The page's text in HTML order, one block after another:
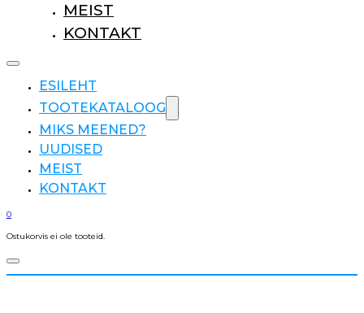
MEIST
KONTAKT
ESILEHT
TOOTEKATALOOG
MIKS MEENED?
UUDISED
MEIST
KONTAKT
0
Ostukorvis ei ole tooteid.